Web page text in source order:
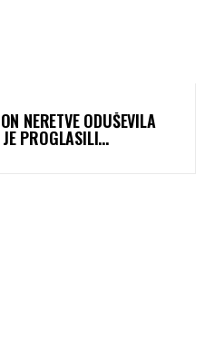
NERETVE ODUŠEVILA
PROGLASILI